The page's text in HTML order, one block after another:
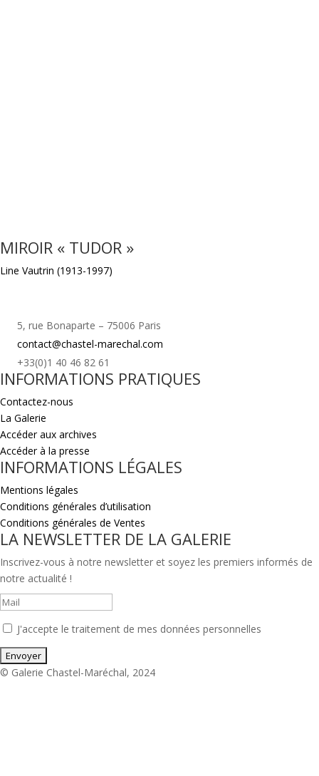
MIROIR « TUDOR »
Line Vautrin (1913-1997)
5, rue Bonaparte – 75006 Paris
contact@chastel-marechal.com
+33(0)1 40 46 82 61
INFORMATIONS PRATIQUES
Contactez-nous
La Galerie
Accéder aux archives
Accéder à la presse
INFORMATIONS LÉGALES
Mentions légales
Conditions générales d’utilisation
Conditions générales de Ventes
LA NEWSLETTER DE LA GALERIE
Inscrivez-vous à notre newsletter et soyez les premiers informés de
notre actualité !
J'accepte le traitement de mes données personnelles
© Galerie Chastel-Maréchal, 2024